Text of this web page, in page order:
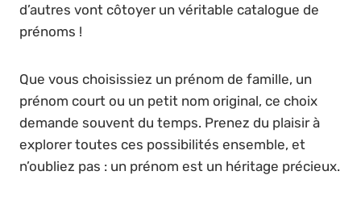
d’autres vont côtoyer un véritable catalogue de
prénoms !
Que vous choisissiez un prénom de famille, un
prénom court ou un petit nom original, ce choix
demande souvent du temps. Prenez du plaisir à
explorer toutes ces possibilités ensemble, et
n’oubliez pas : un prénom est un héritage précieux.